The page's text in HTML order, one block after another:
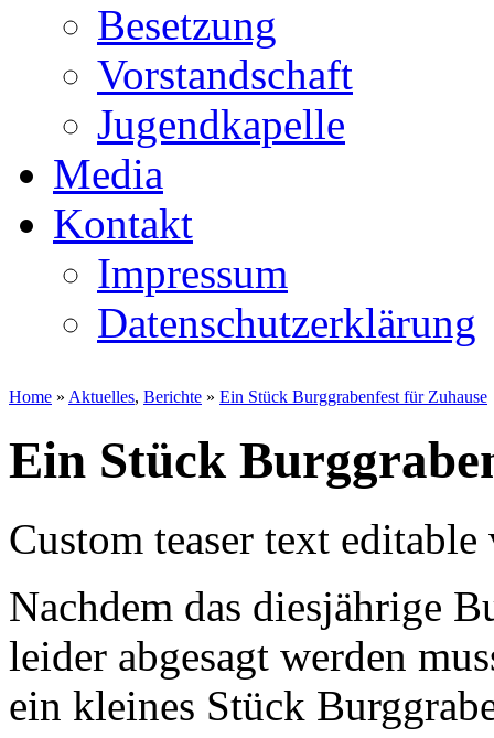
Besetzung
Vorstandschaft
Jugendkapelle
Media
Kontakt
Impressum
Datenschutzerklärung
Home » Aktuelles, Berichte » Ein Stück Burggrabenfest für Zuhause
Ein Stück
Custom teaser text
Nachdem das diesjährige
leider abgesagt werden
ein kleines Stück